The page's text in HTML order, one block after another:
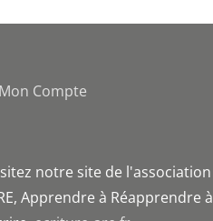
Mon Compte
notre site de l'association
Apprendre à Réapprendre à